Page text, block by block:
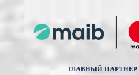
ГЛАВНЫЙ ПАРТНЕР